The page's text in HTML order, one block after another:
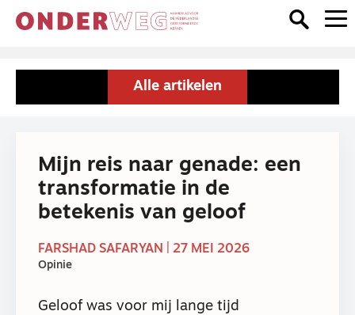
Alle artikelen
Mijn reis naar genade: een
transformatie in de
betekenis van geloof
FARSHAD SAFARYAN | 27 MEI 2026
Opinie
Geloof was voor mij lange tijd